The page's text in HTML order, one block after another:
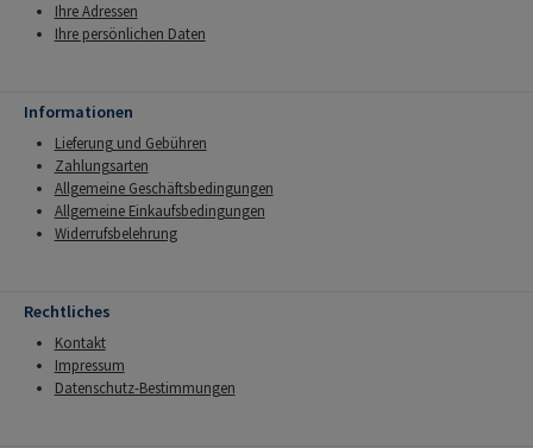
Ihre Adressen
Ihre persönlichen Daten
Informationen
Lieferung und Gebühren
Zahlungsarten
Allgemeine Geschäftsbedingungen
Allgemeine Einkaufsbedingungen
Widerrufsbelehrung
Rechtliches
Kontakt
Impressum
Datenschutz-Bestimmungen